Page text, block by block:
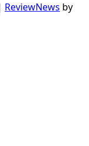
ReviewNews by